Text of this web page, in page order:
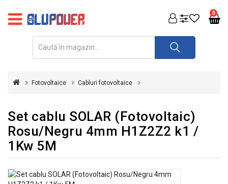
0
FOTOVOLTAICE
REDRESOARE
INVERTOARE
UPS
STABILIZATOARE
DE
Fotovoltaice Cabluri fotovoltaice
Set cablu SOLAR (Fotovoltaic)
Rosu/Negru 4mm H1Z2Z2 k1 /
1Kw 5M